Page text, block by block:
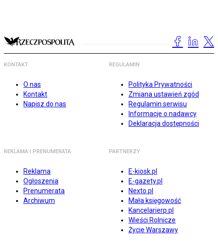
KONTAKT
O nas
Kontakt
Napisz do nas
REGULAMIN
Polityka Prywatności
Zmiana ustawień zgód
Regulamin serwisu
Informacje o nadawcy
Deklaracja dostępności
REKLAMA I PRENUMERATA
Reklama
Ogłoszenia
Prenumerata
Archiwum
PARTNERZY
E-kiosk.pl
E-gazety.pl
Nexto.pl
Mała księgowość
Kancelarierp.pl
Wieści Rolnicze
Życie Warszawy